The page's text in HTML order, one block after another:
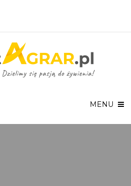
MENU
swój e-mail, a raz w tygodniu
najlepsze artykuły!